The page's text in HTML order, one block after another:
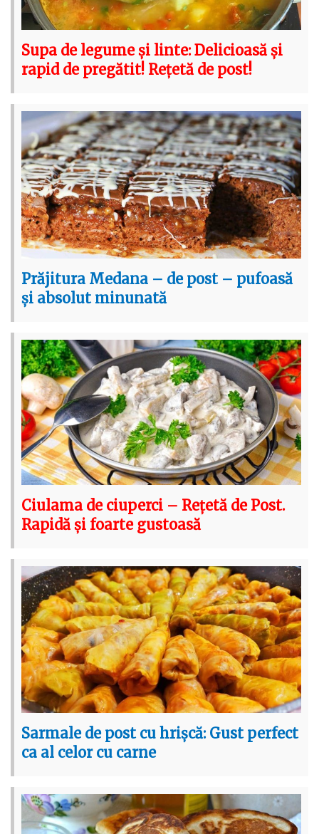
Supa de legume și linte: Delicioasă și
rapid de pregătit! Rețetă de post!
Prăjitura Medana – de post – pufoasă
și absolut minunată
Ciulama de ciuperci – Rețetă de Post.
Rapidă și foarte gustoasă
Sarmale de post cu hrișcă: Gust perfect
ca al celor cu carne